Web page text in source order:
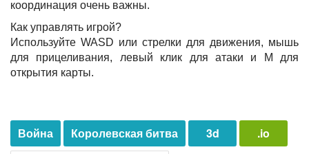
координация очень важны.
Как управлять игрой?
Используйте WASD или стрелки для движения, мышь
для прицеливания, левый клик для атаки и M для
открытия карты.
Война Королевская битва 3d
.io